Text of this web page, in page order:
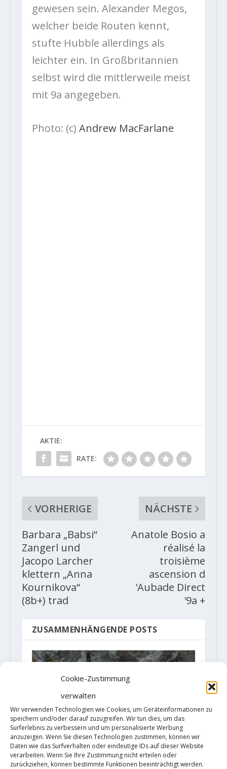
Cookie-Zustimmung
verwalten
Wir verwenden Technologien wie Cookies, um Geräteinformationen zu
speichern und/oder darauf zuzugreifen. Wir tun dies, um das
Surferlebnis zu verbessern und um personalisierte Werbung
anzuzeigen. Wenn Sie diesen Technologien zustimmen, können wir
Daten wie das Surfverhalten oder eindeutige IDs auf dieser Website
verarbeiten. Wenn Sie Ihre Zustimmung nicht erteilen oder
zurückziehen, können bestimmte Funktionen beeinträchtigt werden.
gewesen sein. Alexander Megos,
welcher beide Routen kennt,
stufte Hubble allerdings als
leichter ein. In Großbritannien
selbst wird die mittlerweile meist
mit 9a angegeben.
Photo: (c) Andrew MacFarlane
AKTIE:
RATE:
VORHERIGE
Barbara „Babsi“
Zangerl und
Jacopo Larcher
klettern „Anna
Kournikova“
(8b+) trad
NÄCHSTE
Anatole Bosio a
réalisé la
troisième
ascension d
'Aubade Direct
'9a +
ZUSAMMENHÄNGENDE POSTS